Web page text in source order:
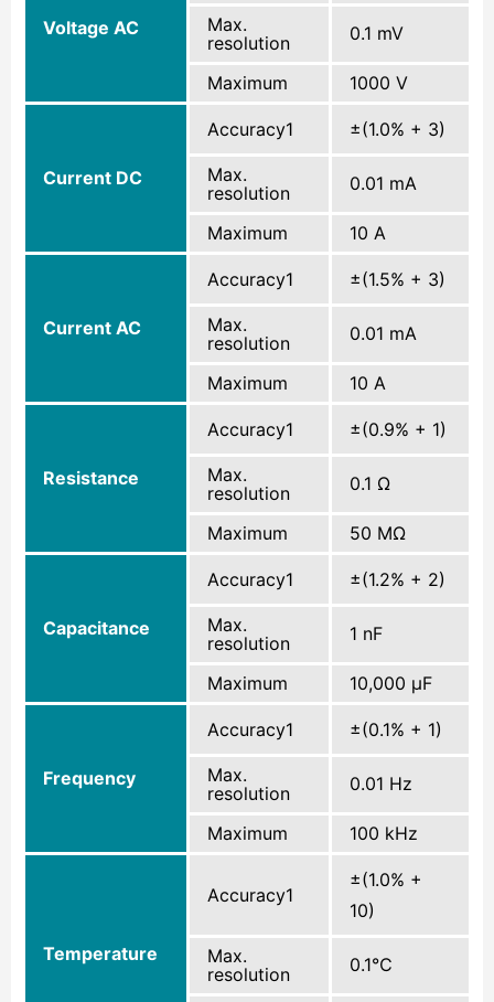
Voltage AC
Max.
resolution
0.1 mV
Maximum 1000 V
Current DC
Accuracy1 ±(1.0% + 3)
Max.
resolution
0.01 mA
Maximum 10 A
Current AC
Accuracy1 ±(1.5% + 3)
Max.
resolution
0.01 mA
Maximum 10 A
Resistance
Accuracy1 ±(0.9% + 1)
Max.
resolution
0.1 Ω
Maximum 50 MΩ
Capacitance
Accuracy1 ±(1.2% + 2)
Max.
resolution
1 nF
Maximum 10,000 µF
Frequency
Accuracy1 ±(0.1% + 1)
Max.
resolution
0.01 Hz
Maximum 100 kHz
Temperature
Accuracy1
±(1.0% +
10)
Max.
resolution
0.1℃